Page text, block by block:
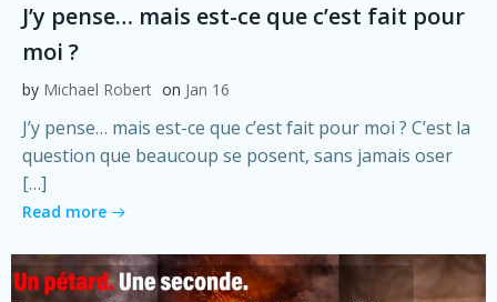
J’y pense… mais est-ce que c’est fait pour
moi ?
by Michael Robert on Jan 16
J’y pense… mais est-ce que c’est fait pour moi ? C’est la
question que beaucoup se posent, sans jamais oser
[…]
Read more